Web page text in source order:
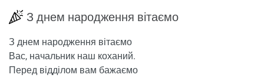
З днем ​​народження вітаємо
З днем ​​народження вітаємо
Вас, начальник наш коханий.
Перед відділом вам бажаємо